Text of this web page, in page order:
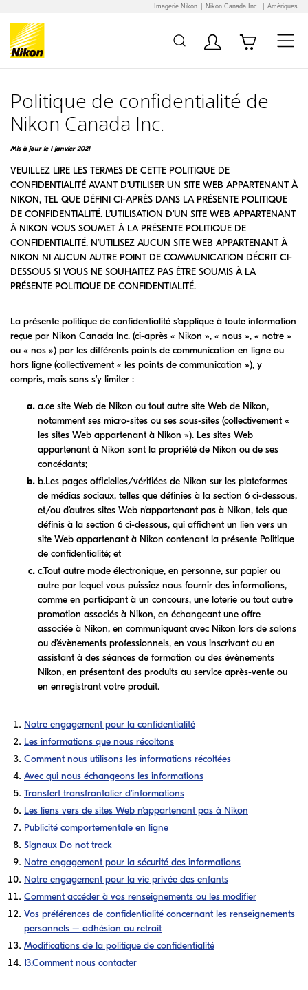
Skip to Main Content
Imagerie Nikon Nikon Canada Inc. Amériques
Politique de confidentialité de
Nikon Canada Inc.
Mis à jour le 1 janvier 2021
VEUILLEZ LIRE LES TERMES DE CETTE POLITIQUE DE
CONFIDENTIALITÉ AVANT D’UTILISER UN SITE WEB APPARTENANT À
NIKON, TEL QUE DÉFINI CI-APRÈS DANS LA PRÉSENTE POLITIQUE
DE CONFIDENTIALITÉ. L’UTILISATION D’UN SITE WEB APPARTENANT
À NIKON VOUS SOUMET À LA PRÉSENTE POLITIQUE DE
CONFIDENTIALITÉ. N’UTILISEZ AUCUN SITE WEB APPARTENANT À
NIKON NI AUCUN AUTRE POINT DE COMMUNICATION DÉCRIT CI-
DESSOUS SI VOUS NE SOUHAITEZ PAS ÊTRE SOUMIS À LA
PRÉSENTE POLITIQUE DE CONFIDENTIALITÉ.
La présente politique de confidentialité s’applique à toute information
reçue par Nikon Canada Inc. (ci-après « Nikon », « nous », « notre »
ou « nos ») par les différents points de communication en ligne ou
hors ligne (collectivement « les points de communication »), y
compris, mais sans s’y limiter :
a.ce site Web de Nikon ou tout autre site Web de Nikon,
notamment ses micro-sites ou ses sous-sites (collectivement «
les sites Web appartenant à Nikon »). Les sites Web
appartenant à Nikon sont la propriété de Nikon ou de ses
concédants;
b.Les pages officielles/vérifiées de Nikon sur les plateformes
de médias sociaux, telles que définies à la section 6 ci-dessous,
et/ou d’autres sites Web n’appartenant pas à Nikon, tels que
définis à la section 6 ci-dessous, qui affichent un lien vers un
site Web appartenant à Nikon contenant la présente Politique
de confidentialité; et
c.Tout autre mode électronique, en personne, sur papier ou
autre par lequel vous puissiez nous fournir des informations,
comme en participant à un concours, une loterie ou tout autre
promotion associés à Nikon, en échangeant une offre
associée à Nikon, en communiquant avec Nikon lors de salons
ou d’évènements professionnels, en vous inscrivant ou en
assistant à des séances de formation ou des évènements
Nikon, en présentant des produits au service après-vente ou
en enregistrant votre produit.
Notre engagement pour la confidentialité
Les informations que nous récoltons
Comment nous utilisons les informations récoltées
Avec qui nous échangeons les informations
Transfert transfrontalier d’informations
Les liens vers de sites Web n’appartenant pas à Nikon
Publicité comportementale en ligne
Signaux Do not track
Notre engagement pour la sécurité des informations
Notre engagement pour la vie privée des enfants
Comment accéder à vos renseignements ou les modifier
Vos préférences de confidentialité concernant les renseignements
personnels – adhésion ou retrait
Modifications de la politique de confidentialité
13.Comment nous contacter